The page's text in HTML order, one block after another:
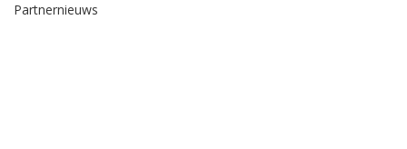
Partnernieuws